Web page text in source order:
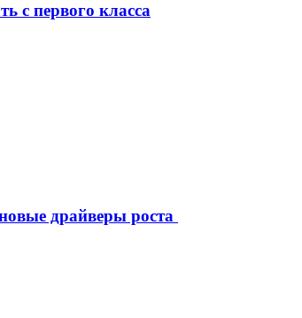
с первого класса
драйверы роста